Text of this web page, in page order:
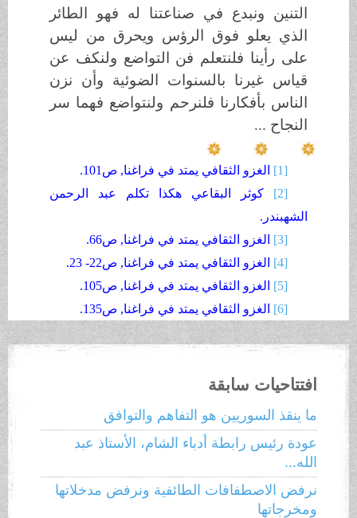
التنين ونبدع في صناعتنا له فهو الطائر
الذي يعلو فوق الرؤس ويحرق من ليس
على رأينا فلنتعلم فن التواضع ولنكف عن
قياس غيرنا بالسنوات الضوئية وأن نزن
الناس بأفكارنا فلنرحم ولنتواضع فهما سر
النجاح ...
الغزو الثقافي يمتد في فراغنا, ص101.
كوثر البقاعي هكذا تكلم عبد الرحمن
الشهبندر.
الغزو الثقافي يمتد في فراغنا, ص66.
الغزو الثقافي يمتد في فراغنا, ص22- 23.
الغزو الثقافي يمتد في فراغنا, ص105.
الغزو الثقافي يمتد في فراغنا, ص135.
افتتاحيات سابقة
ما ينقذ السوريين هو التفاهم والتوافق
عودة رئيس رابطة أدباء الشام، الأستاذ عبد
الله...
نرفض الاصطفافات الطائفية ونرفض مدخلاتها
ومخرجاتها